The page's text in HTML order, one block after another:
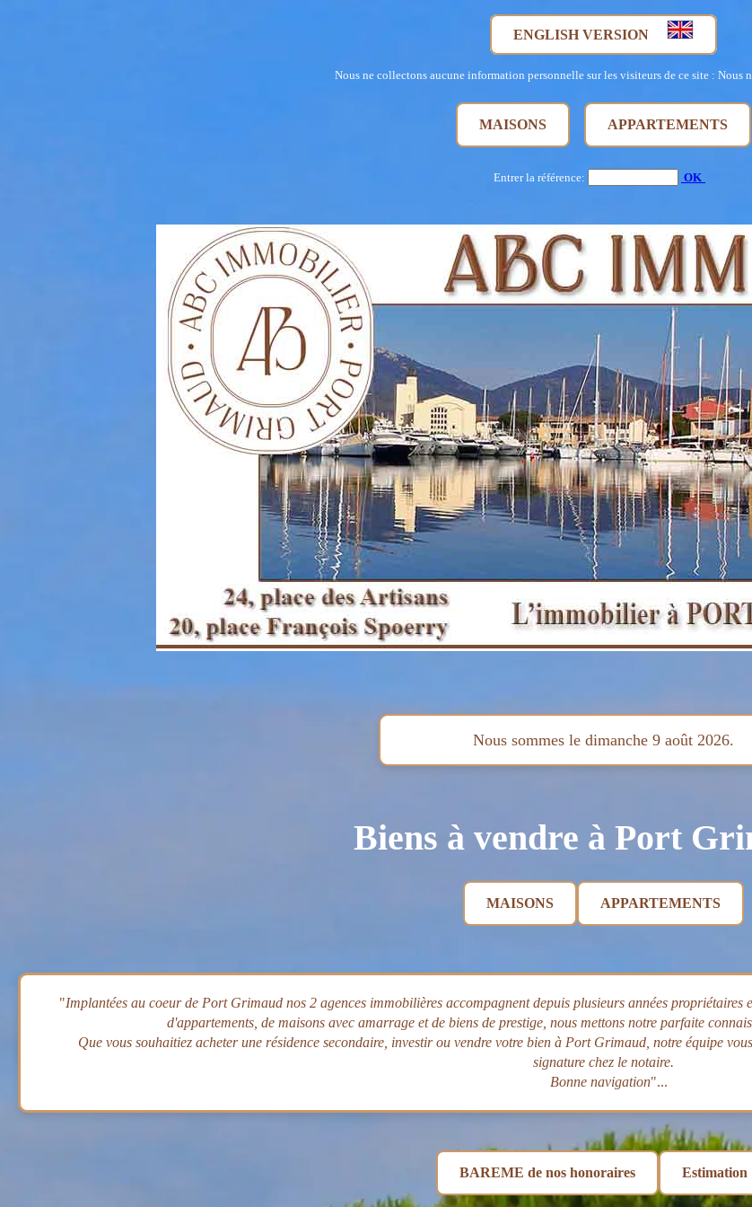
ENGLISH VERSION
Nous ne collectons aucune information personnelle sur les visiteurs de ce site : Nous
MAISONS APPARTEMENTS
Entrer la référence: OK
Nous sommes le dimanche 9 août 2026.
Biens à vendre à Port
MAISONS APPARTEMENTS
"Implantées au coeur de Port Grimaud nos 2 agences immobilières accompagnent depuis plusieurs années
d'appartements, de maisons avec amarrage et de biens de prestige, nous mettons notre parfaite
Que vous souhaitiez acheter une résidence secondaire, investir ou vendre votre bien à Port Grimaud, notre équipe
signature chez le notaire.
Bonne navigation"...
BAREME de nos honoraires Estimation